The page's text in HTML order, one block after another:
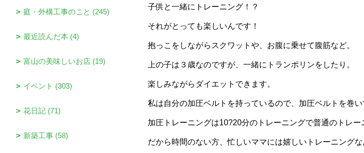
子供と一緒にトレーニング！？
それがとっても楽しいんです！
抱っこをしながらスクワットや、お腹に乗せて腹筋など。
上の子は３歳なのですが、一緒にトランポリンをしたり。
楽しみながらダイエットできます。
私は自分の加圧ベルトを持っているので、加圧ベルトを巻
加圧トレーニングは10?20分のトレーニングで普通のトレー
だから時間のない方、忙しいママには嬉しいトレーニングな
庭・外構工事のこと (245)
最近読んだ本 (4)
富山の美味しいお店 (19)
イベント (303)
花日記 (71)
新築工事 (58)